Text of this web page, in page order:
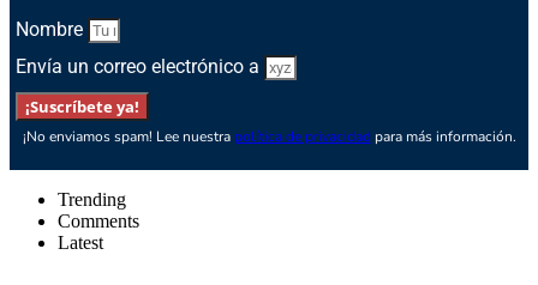
Nombre
Envía un correo electrónico a
¡Suscríbete ya!
¡No enviamos spam! Lee nuestra política de privacidad para más información.
Trending
Comments
Latest